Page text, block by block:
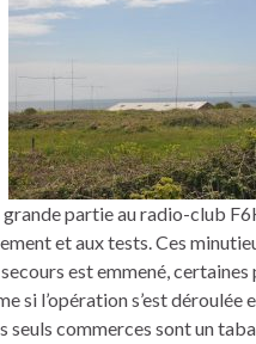
partie au radio-club
et aux tests. Ces
est emmené,
si l’opération s’est
commerces sont un